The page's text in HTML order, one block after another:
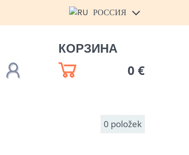
РОССИЯ
КОРЗИНА
0 €
0 položek